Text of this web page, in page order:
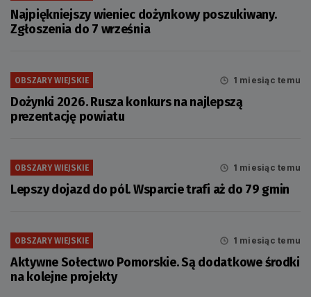
Najpiękniejszy wieniec dożynkowy poszukiwany.
Zgłoszenia do 7 września
OBSZARY WIEJSKIE 1 miesiąc temu
Dożynki 2026. Rusza konkurs na najlepszą
prezentację powiatu
OBSZARY WIEJSKIE 1 miesiąc temu
Lepszy dojazd do pól. Wsparcie trafi aż do 79 gmin
OBSZARY WIEJSKIE 1 miesiąc temu
Aktywne Sołectwo Pomorskie. Są dodatkowe środki
na kolejne projekty